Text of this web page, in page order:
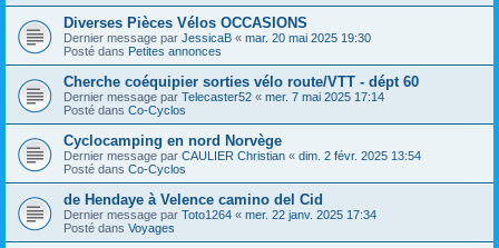
Diverses Pièces Vélos OCCASIONS
Dernier message par JessicaB « mar. 20 mai 2025 19:30
Posté dans Petites annonces
Cherche coéquipier sorties vélo route/VTT - dépt 60
Dernier message par Telecaster52 « mer. 7 mai 2025 17:14
Posté dans Co-Cyclos
Cyclocamping en nord Norvège
Dernier message par CAULIER Christian « dim. 2 févr. 2025 13:54
Posté dans Co-Cyclos
de Hendaye à Velence camino del Cid
Dernier message par Toto1264 « mer. 22 janv. 2025 17:34
Posté dans Voyages